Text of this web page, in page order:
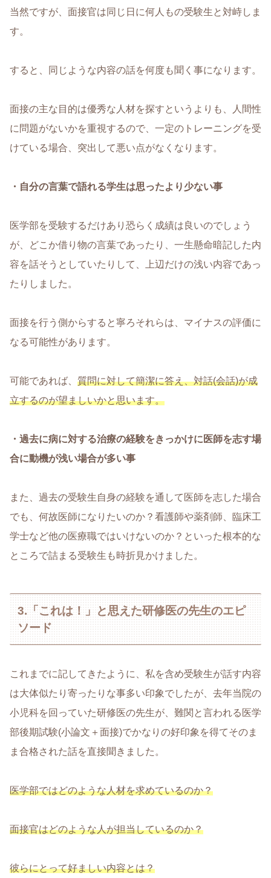
当然ですが、面接官は同じ日に何人もの受験生と対峙しま
す。
すると、同じような内容の話を何度も聞く事になります。
面接の主な目的は優秀な人材を探すというよりも、人間性
に問題がないかを重視するので、一定のトレーニングを受
けている場合、突出して悪い点がなくなります。
・自分の言葉で語れる学生は思ったより少ない事
医学部を受験するだけあり恐らく成績は良いのでしょう
が、どこか借り物の言葉であったり、一生懸命暗記した内
容を話そうとしていたりして、上辺だけの浅い内容であっ
たりしました。
面接を行う側からすると寧ろそれらは、マイナスの評価に
なる可能性があります。
可能であれば、 質問に対して簡潔に答え、対話(会話)が成
立するのが望ましいかと思います。
・過去に病に対する治療の経験をきっかけに医師を志す場
合に動機が浅い場合が多い事
また、過去の受験生自身の経験を通して医師を志した場合
でも、何故医師になりたいのか？看護師や薬剤師、臨床工
学士など他の医療職ではいけないのか？といった根本的な
ところで詰まる受験生も時折見かけました。
3.「これは！」と思えた研修医の先生のエピ
ソード
これまでに記してきたように、私を含め受験生が話す内容
は大体似たり寄ったりな事多い印象でしたが、去年当院の
小児科を回っていた研修医の先生が、難関と言われる医学
部後期試験(小論文＋面接)でかなりの好印象を得てそのま
ま合格された話を直接聞きました。
医学部ではどのような人材を求めているのか？
面接官はどのような人が担当しているのか？
彼らにとって好ましい内容とは？